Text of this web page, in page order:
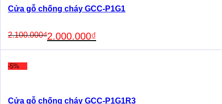
Cửa gỗ chống cháy GCC-P1G1
2.100.000₫
price
was:
2.000.000₫
price
is:
-5%
Cửa gỗ chống cháy GCC-P1G1R3